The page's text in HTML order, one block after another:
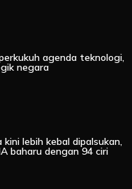
agenda teknologi,
negara
lebih kebal dipalsukan,
baharu dengan 94 ciri